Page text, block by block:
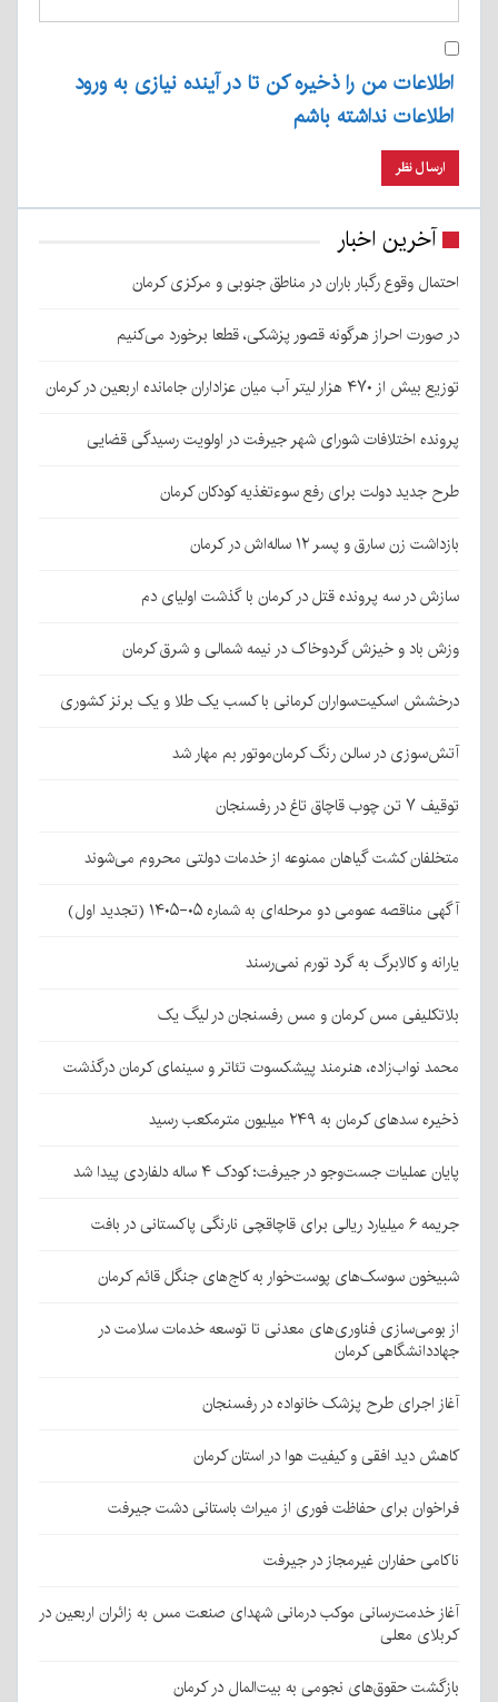
اطلاعات من را ذخیره کن تا در آینده نیازی به ورود
اطلاعات نداشته باشم
آخرین اخبار
احتمال وقوع رگبار باران در مناطق جنوبی و مرکزی کرمان
در صورت احراز هرگونه قصور پزشکی، قطعا برخورد می‌کنیم
توزیع بیش از ۴۷۰ هزار لیتر آب میان عزاداران جامانده اربعین در کرمان
پرونده اختلافات شورای شهر جیرفت در اولویت رسیدگی قضایی
طرح جدید دولت برای رفع سوءتغذیه کودکان کرمان
بازداشت زن سارق و پسر ۱۲ ساله‌اش در کرمان
سازش در سه پرونده قتل در کرمان با گذشت اولیای دم
وزش باد و خیزش گردوخاک در نیمه شمالی و شرق کرمان
درخشش اسکیت‌سواران کرمانی با کسب یک طلا و یک برنز کشوری
آتش‌سوزی در سالن رنگ کرمان‌موتور بم مهار شد
توقیف ۷ تن چوب قاچاق تاغ در رفسنجان
متخلفان کشت گیاهان ممنوعه از خدمات دولتی محروم می‌شوند
آگهی مناقصه عمومی دو مرحله‌ای به شماره ۰۵-۱۴۰۵ (تجدید اول)
یارانه و کالابرگ به گرد تورم نمی‌رسند
بلاتکلیفی مس کرمان و مس رفسنجان در لیگ یک
محمد نواب‌زاده، هنرمند پیشکسوت تئاتر و سینمای کرمان درگذشت
ذخیره سدهای کرمان به ۲۴۹ میلیون مترمکعب رسید
پایان عملیات جست‌وجو در جیرفت؛ کودک ۴ ساله دلفاردی پیدا شد
جریمه ۶ میلیارد ریالی برای قاچاقچی نارنگی پاکستانی در بافت
شبیخون سوسک‌های پوست‌خوار به کاج‌های جنگل قائم کرمان
از بومی‌سازی فناوری‌های معدنی تا توسعه خدمات سلامت در
جهاددانشگاهی کرمان
آغاز اجرای طرح پزشک خانواده در رفسنجان
کاهش دید افقی و کیفیت هوا در استان کرمان
فراخوان برای حفاظت فوری از میراث باستانی دشت جیرفت
ناکامی حفاران غیرمجاز در جیرفت
آغاز خدمت‌رسانی موکب درمانی شهدای صنعت مس به زائران اربعین در
کربلای معلی
بازگشت حقوق‌های نجومی به بیت‌المال در کرمان